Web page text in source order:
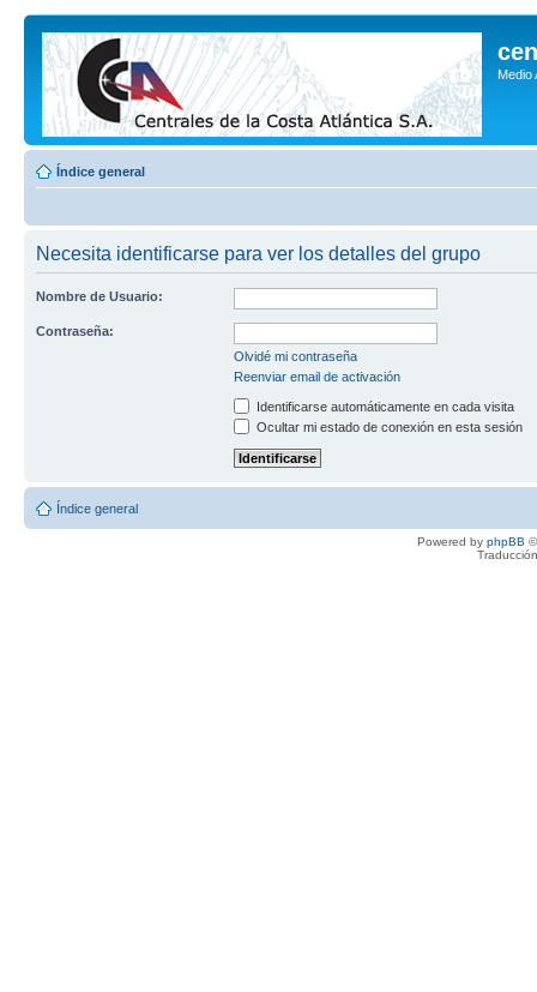
Medio
Índice general
Necesita identificarse para ver los detalles del grupo
Nombre de Usuario:
Contraseña:
Olvidé mi contraseña
Reenviar email de activación
Identificarse automáticamente en cada visita
Ocultar mi estado de conexión en esta sesión
Índice general
Powered by phpBB